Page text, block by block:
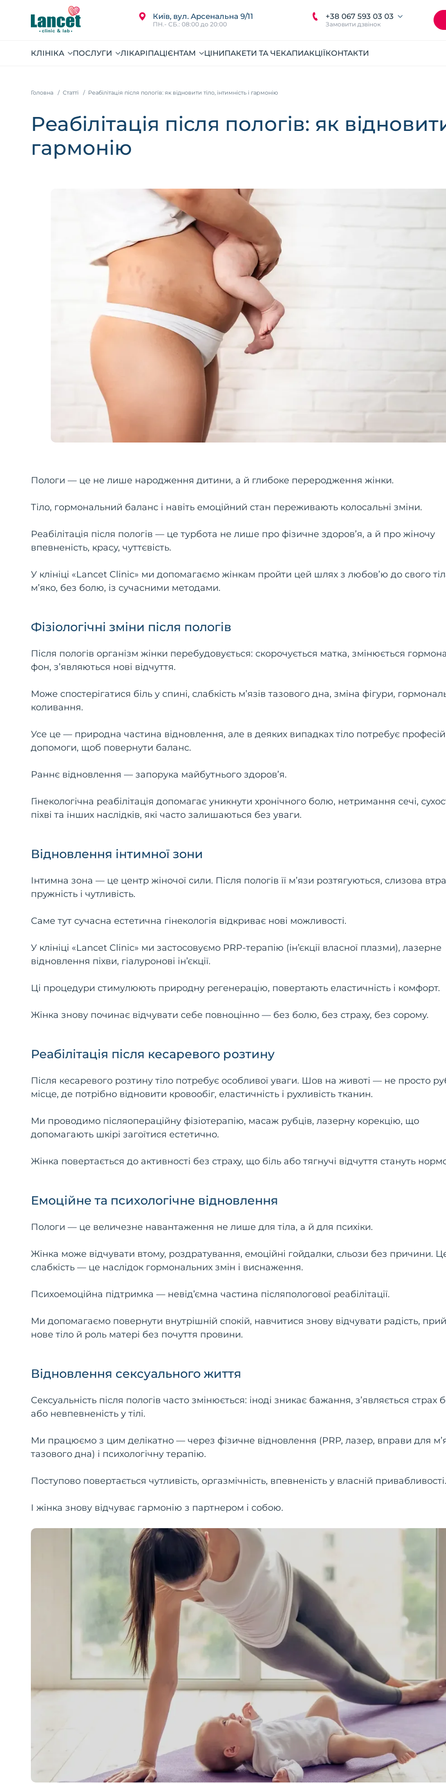
Київ, вул. Арсенальна 9/11
ПН.- СБ.: 08:00 до 20:00
+38 067 593 03 03
Замовити дзвінок
КЛІНІКА ПОСЛУГИ ЛІКАРІПАЦІЄНТАМ ЦІНИПАКЕТИ ТА ЧЕКАПИАКЦІЇКОНТАКТИ
Головна Статті Реабілітація після пологів: як відновити тіло, інтимність і гармонію
Реабілітація після пологів: як
гармонію
Пологи — це не лише народження дитини, а й глибоке переродження жінки.
Тіло, гормональний баланс і навіть емоційний стан переживають колосальні зміни.
Реабілітація після пологів — це турбота не лише про фізичне здоров’я, а й про жіночу
впевненість, красу, чуттєвість.
У клініці «Lancet Clinic» ми допомагаємо жінкам пройти цей шлях з любов’ю до свого
м’яко, без болю, із сучасними методами.
Фізіологічні зміни після пологів
Після пологів організм жінки перебудовується: скорочується матка, змінюється
фон, з’являються нові відчуття.
Може спостерігатися біль у спині, слабкість м’язів тазового дна, зміна фігури,
коливання.
Усе це — природна частина відновлення, але в деяких випадках тіло потребує
допомоги, щоб повернути баланс.
Раннє відновлення — запорука майбутнього здоров’я.
Гінекологічна реабілітація допомагає уникнути хронічного болю, нетримання сечі,
піхві та інших наслідків, які часто залишаються без уваги.
Відновлення інтимної зони
Інтимна зона — це центр жіночої сили. Після пологів її м’язи розтягуються, слизова
пружність і чутливість.
Саме тут сучасна естетична гінекологія відкриває нові можливості.
У клініці «Lancet Clinic» ми застосовуємо PRP-терапію (ін’єкції власної плазми), лазерне
відновлення піхви, гіалуронові ін’єкції.
Ці процедури стимулюють природну регенерацію, повертають еластичність і комфорт.
Жінка знову починає відчувати себе повноцінно — без болю, без страху, без сорому.
Реабілітація після кесаревого розтину
Після кесаревого розтину тіло потребує особливої уваги. Шов на животі — не просто
місце, де потрібно відновити кровообіг, еластичність і рухливість тканин.
Ми проводимо післяопераційну фізіотерапію, масаж рубців, лазерну корекцію, що
допомагають шкірі загоїтися естетично.
Жінка повертається до активності без страху, що біль або тягнучі відчуття стануть
Емоційне та психологічне відновлення
Пологи — це величезне навантаження не лише для тіла, а й для психіки.
Жінка може відчувати втому, роздратування, емоційні гойдалки, сльози без причини.
слабкість — це наслідок гормональних змін і виснаження.
Психоемоційна підтримка — невід’ємна частина післяпологової реабілітації.
Ми допомагаємо повернути внутрішній спокій, навчитися знову відчувати радість,
нове тіло й роль матері без почуття провини.
Відновлення сексуального життя
Сексуальність після пологів часто змінюється: іноді зникає бажання, з’являється страх
або невпевненість у тілі.
Ми працюємо з цим делікатно — через фізичне відновлення (PRP, лазер, вправи для
тазового дна) і психологічну терапію.
Поступово повертається чутливість, оргазмічність, впевненість у власній привабливості.
І жінка знову відчуває гармонію з партнером і собою.